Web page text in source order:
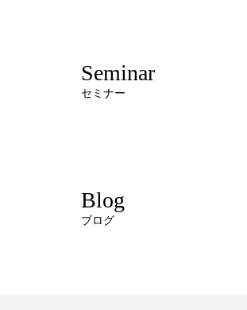
Seminar
セミナー
Blog
ブログ